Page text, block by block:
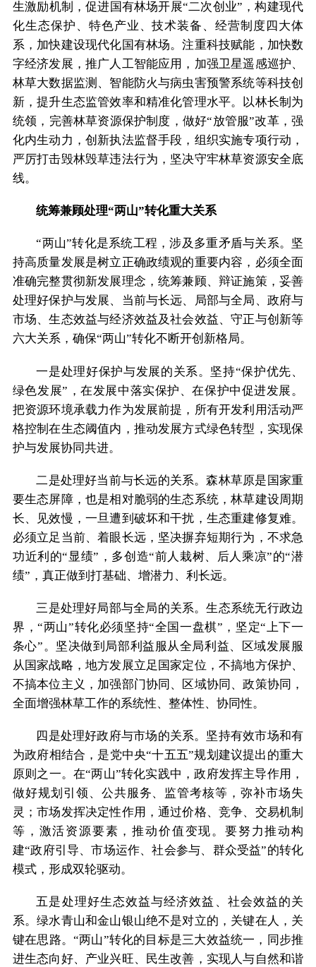
生激励机制，促进国有林场开展“二次创业”，构建现代
化生态保护、特色产业、技术装备、经营制度四大体
系，加快建设现代化国有林场。注重科技赋能，加快数
字经济发展，推广人工智能应用，加强卫星遥感巡护、
林草大数据监测、智能防火与病虫害预警系统等科技创
新，提升生态监管效率和精准化管理水平。以林长制为
统领，完善林草资源保护制度，做好“放管服”改革，强
化内生动力，创新执法监督手段，组织实施专项行动，
严厉打击毁林毁草违法行为，坚决守牢林草资源安全底
线。
统筹兼顾处理“两山”转化重大关系
“两山”转化是系统工程，涉及多重矛盾与关系。坚
持高质量发展是树立正确政绩观的重要内容，必须全面
准确完整贯彻新发展理念，统筹兼顾、辩证施策，妥善
处理好保护与发展、当前与长远、局部与全局、政府与
市场、生态效益与经济效益及社会效益、守正与创新等
六大关系，确保“两山”转化不断开创新格局。
一是处理好保护与发展的关系。坚持“保护优先、
绿色发展”，在发展中落实保护、在保护中促进发展。
把资源环境承载力作为发展前提，所有开发利用活动严
格控制在生态阈值内，推动发展方式绿色转型，实现保
护与发展协同共进。
二是处理好当前与长远的关系。森林草原是国家重
要生态屏障，也是相对脆弱的生态系统，林草建设周期
长、见效慢，一旦遭到破坏和干扰，生态重建修复难。
必须立足当前、着眼长远，坚决摒弃短期行为，不求急
功近利的“显绩”，多创造“前人栽树、后人乘凉”的“潜
绩”，真正做到打基础、增潜力、利长远。
三是处理好局部与全局的关系。生态系统无行政边
界，“两山”转化必须坚持“全国一盘棋”，坚定“上下一
条心”。坚决做到局部利益服从全局利益、区域发展服
从国家战略，地方发展立足国家定位，不搞地方保护、
不搞本位主义，加强部门协同、区域协同、政策协同，
全面增强林草工作的系统性、整体性、协同性。
四是处理好政府与市场的关系。坚持有效市场和有
为政府相结合，是党中央“十五五”规划建议提出的重大
原则之一。在“两山”转化实践中，政府发挥主导作用，
做好规划引领、公共服务、监管考核等，弥补市场失
灵；市场发挥决定性作用，通过价格、竞争、交易机制
等，激活资源要素，推动价值变现。要努力推动构
建“政府引导、市场运作、社会参与、群众受益”的转化
模式，形成双轮驱动。
五是处理好生态效益与经济效益、社会效益的关
系。绿水青山和金山银山绝不是对立的，关键在人，关
键在思路。“两山”转化的目标是三大效益统一，同步推
进生态向好、产业兴旺、民生改善，实现人与自然和谐